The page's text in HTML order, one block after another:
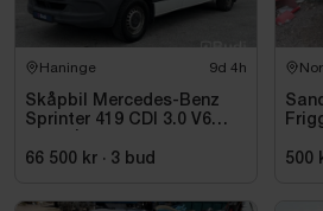
Repor förekommer
Se mer information under
Haninge 9d 4h
Skåpbil Mercedes-Benz
Sprinter 419 CDI 3.0 V6
66 500 kr · 3 bud 500